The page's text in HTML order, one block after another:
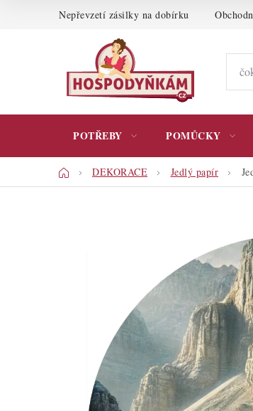
Nepřevzetí zásilky na dobírku
POTŘEBY POMŮCKY
DomůDEKORACE Jedlý papír